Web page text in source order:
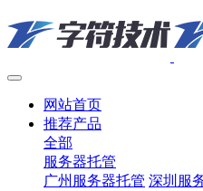
网站首页
推荐产品
全部
服务器托管
广州服务器托管 深圳服